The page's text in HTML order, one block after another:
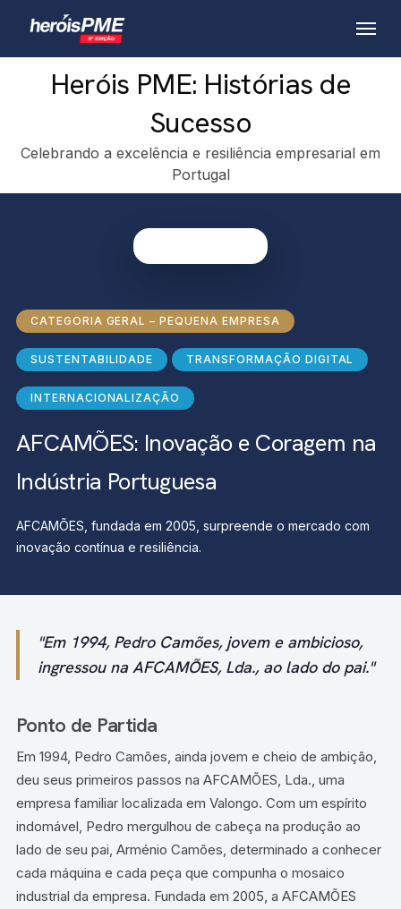
main
Menu
Heróis PME: Histórias de
Sucesso
Celebrando a excelência e resiliência empresarial em
Portugal
CATEGORIA GERAL – PEQUENA EMPRESA
SUSTENTABILIDADE TRANSFORMAÇÃO DIGITAL
INTERNACIONALIZAÇÃO
AFCAMÕES: Inovação e Coragem na
Indústria Portuguesa
AFCAMÕES, fundada em 2005, surpreende o mercado com
inovação contínua e resiliência.
"Em 1994, Pedro Camões, jovem e ambicioso,
ingressou na AFCAMÕES, Lda., ao lado do pai."
Ponto de Partida
Em 1994, Pedro Camões, ainda jovem e cheio de ambição,
deu seus primeiros passos na AFCAMÕES, Lda., uma
empresa familiar localizada em Valongo. Com um espírito
indomável, Pedro mergulhou de cabeça na produção ao
lado de seu pai, Arménio Camões, determinado a conhecer
cada máquina e cada peça que compunha o mosaico
industrial da empresa. Fundada em 2005, a AFCAMÕES